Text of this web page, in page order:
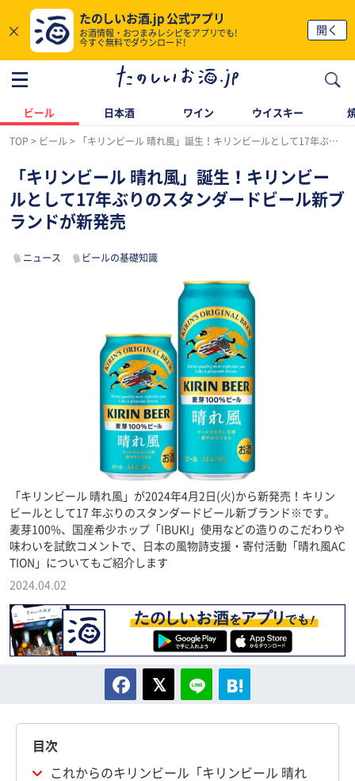
×
たのしいお酒.jp 公式アプリ
お酒情報・おつまみレシピをアプリでも!
今すぐ無料でダウンロード!
開く
ビール 日本酒 ワイン ウイスキー
TOP ビール 「キリンビール 晴れ風」誕生！キリンビールとして17年ぶりのスタンダードビール新ブランドが新発売
「キリンビール 晴れ風」誕生！キリンビー
ルとして17年ぶりのスタンダードビール新ブ
ランドが新発売
ニュース ビールの基礎知識
「キリンビール 晴れ風」が2024年4月2日(火)から新発売！キリン
ビールとして17 年ぶりのスタンダードビール新ブランド※です。
麦芽100%、国産希少ホップ「IBUKI」使用などの造りのこだわりや
味わいを試飲コメントで、日本の風物詩支援・寄付活動「晴れ風AC
TION」についてもご紹介します
2024.04.02
目次
これからのキリンビール「キリンビール 晴れ